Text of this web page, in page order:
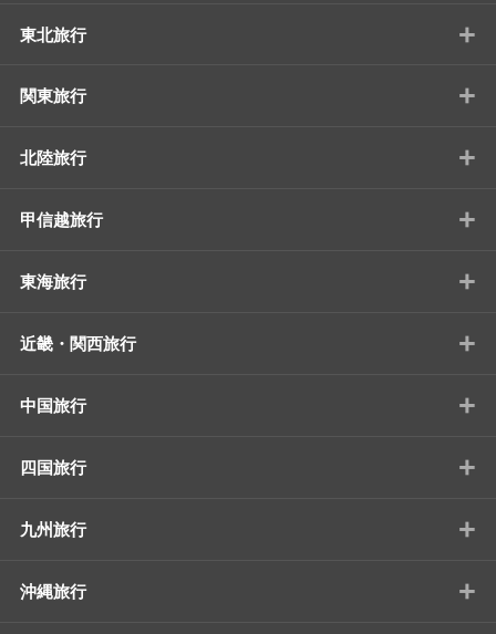
東北旅行 +
関東旅行 +
北陸旅行 +
甲信越旅行 +
東海旅行 +
近畿・関西旅行 +
中国旅行 +
四国旅行 +
九州旅行 +
沖縄旅行 +